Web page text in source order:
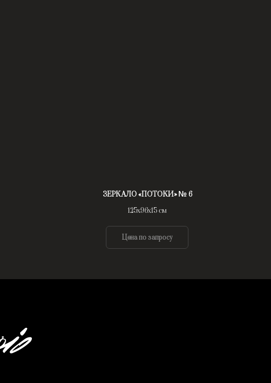
ЗЕРКАЛО «ПОТОКИ» № 6
125х96х15 см
Цена по запросу